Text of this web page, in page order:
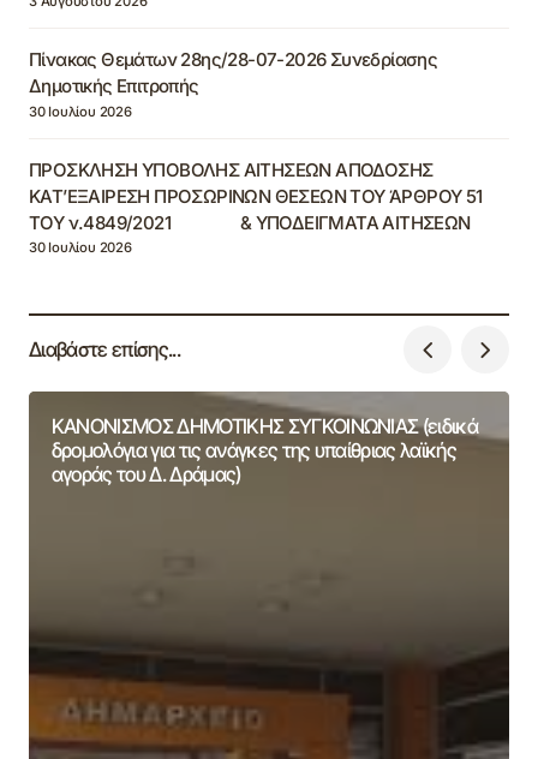
Πίνακας Θεμάτων 28ης/28-07-2026 Συνεδρίασης
Δημοτικής Επιτροπής
30 Ιουλίου 2026
ΠΡΟΣΚΛΗΣΗ ΥΠΟΒΟΛΗΣ ΑΙΤΗΣΕΩΝ ΑΠΟΔΟΣΗΣ
ΚΑΤ’ΕΞΑΙΡΕΣΗ ΠΡΟΣΩΡΙΝΩΝ ΘΕΣΕΩΝ ΤΟΥ ΆΡΘΡΟΥ 51
ΤΟΥ ν.4849/2021 & ΥΠΟΔΕΙΓΜΑΤΑ ΑΙΤΗΣΕΩΝ
30 Ιουλίου 2026
Διαβάστε επίσης...
ΚΑΝΟΝΙΣΜΟΣ ΔΗΜΟΤΙΚΗΣ ΣΥΓΚΟΙΝΩΝΙΑΣ (ειδικά
δρομολόγια για τις ανάγκες της υπαίθριας λαϊκής
αγοράς του Δ. Δράμας)